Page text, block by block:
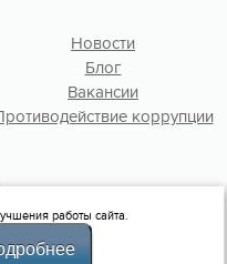
Новости
Блог
Вакансии
коррупции
2010-2026
работы сайта.